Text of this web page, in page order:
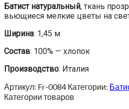
Батист натуральный, ткань
вьющиеся мелкие цветы на
Ширина: 1,45 м
Состав: 100% — хлопок
Производство: Италия
Артикул: Fr-0084 Категории:
Категории товаров